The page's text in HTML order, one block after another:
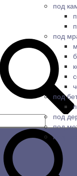
под
под
под
под
под
под